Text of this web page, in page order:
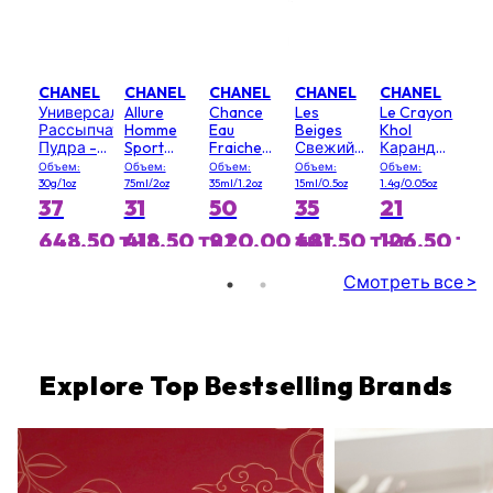
CHANEL
Универсальная
Рассыпчатая
Пудра -
20 (Clair)
Объем:
30g/1oz
37
648,50 тңг
CHANEL
Allure
Homme
Sport
Дезодорант
Стик
Объем:
75ml/2oz
31
418,50 тңг
CHANEL
Chance
Eau
Fraiche
Спрей
для
Волос
Объем:
35ml/1.2oz
50
920,00 тңг
CHANEL
Les
Beiges
Свежий
Водный
Румянец
- # Light
Pink
Объем:
15ml/0.5oz
35
481,50 тңг
CHANEL
Le Crayon
Khol
Карандаш
для глаз -
# 64
Graphite
Объем:
1.4g/0.05oz
21
126,50
Смотреть все >
Explore Top Bestselling Brands